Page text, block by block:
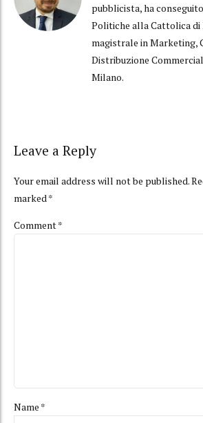
pubblicista, ha
Politiche alla Cattolica di
magistrale in Marketing,
Distribuzione
Milano.
Leave a Reply
Your email address will not be published.
marked *
Comment*
Name *